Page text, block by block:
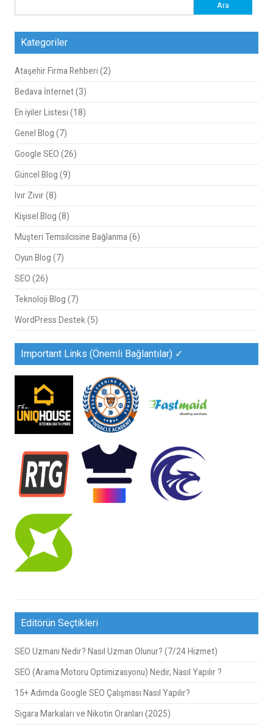
Kategoriler
Ataşehir Firma Rehberi (2)
Bedava İnternet(3)
En iyiler Listesi (18)
Genel Blog (7)
Google SEO (26)
Güncel Blog (9)
Ivır Zıvır(8)
Kişisel Blog (8)
Müşteri Temsilcisine Bağlanma (6)
Oyun Blog (7)
SEO (26)
Teknoloji Blog (7)
WordPress Destek (5)
Important Links (Önemli Bağlantılar) ✓
Editörün Seçtikleri
SEO Uzmanı Nedir? Nasıl Uzman Olunur? (7/24 Hizmet)
SEO (Arama Motoru Optimizasyonu) Nedir, Nasıl Yapılır ?
15+ Adımda Google SEO Çalışması Nasıl Yapılır?
Sigara Markaları ve Nikotin Oranları (2025)